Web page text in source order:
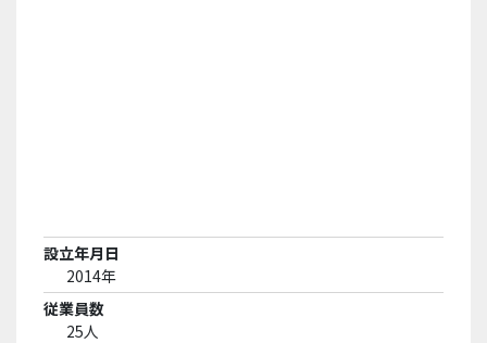
設立年月日
2014年
従業員数
25人